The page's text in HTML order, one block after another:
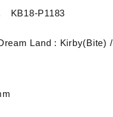
KB18-P1183
Land : Kirby(Bite)